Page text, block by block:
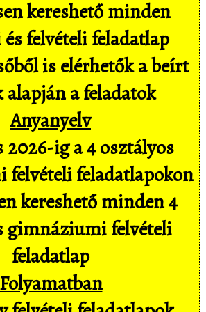
kereshető minden
felvételi feladatlap
is elérhetők a beírt
alapján a feladatok
Anyanyelv
2026-ig a 4 osztályos
feladatlapokon
kereshető minden 4
gimnáziumi felvételi
feladatlap
Folyamatban